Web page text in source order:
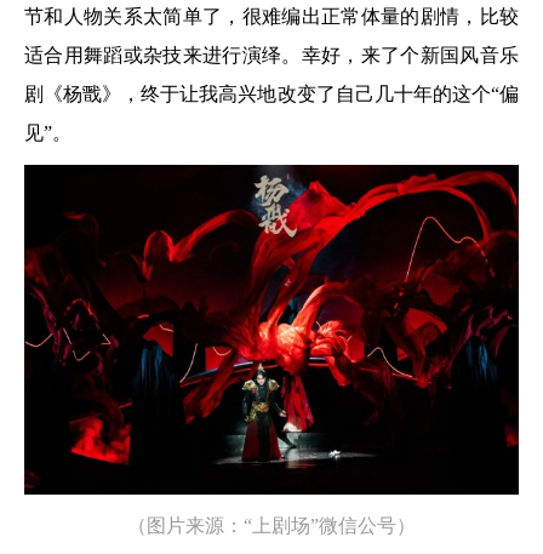
节和人物关系太简单了，很难编出正常体量的剧情，比较
适合用舞蹈或杂技来进行演绎。幸好，来了个新国风音乐
剧《杨戬》，终于让我高兴地改变了自己几十年的这个“偏
见”。
（图片来源：“上剧场”微信公号）